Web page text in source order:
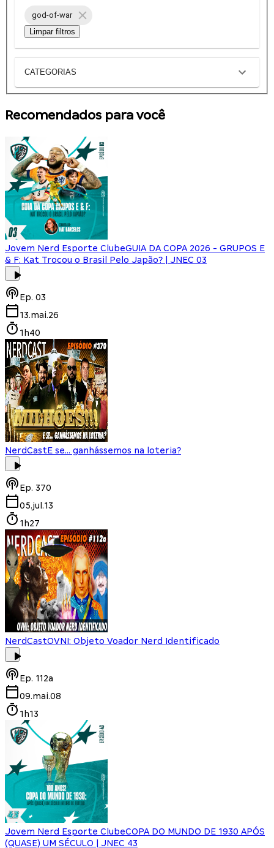
god-of-war
Limpar filtros
CATEGORIAS
Recomendados para você
Jovem Nerd Esporte ClubeGUIA DA COPA 2026 - GRUPOS E
& F: Kat Trocou o Brasil Pelo Japão? | JNEC 03
Ep. 03
13.mai.26
1h40
NerdCastE se... ganhássemos na loteria?
Ep. 370
05.jul.13
1h27
NerdCastOVNI: Objeto Voador Nerd Identificado
Ep. 112a
09.mai.08
1h13
Jovem Nerd Esporte ClubeCOPA DO MUNDO DE 1930 APÓS
(QUASE) UM SÉCULO | JNEC 43